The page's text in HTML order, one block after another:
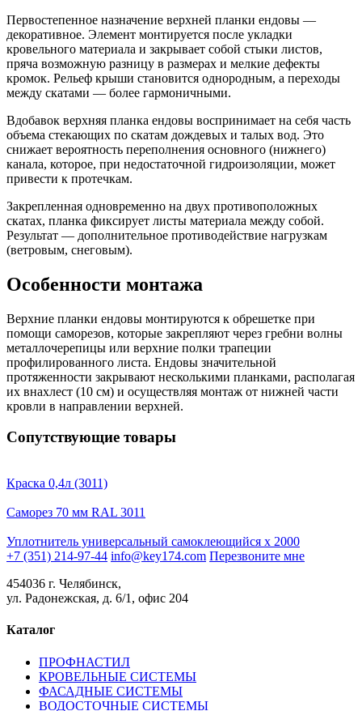
Первостепенное назначение верхней планки ендовы —
декоративное. Элемент монтируется после укладки
кровельного материала и закрывает собой стыки листов,
пряча возможную разницу в размерах и мелкие дефекты
кромок. Рельеф крыши становится однородным, а переходы
между скатами — более гармоничными.
Вдобавок верхняя планка ендовы воспринимает на себя часть
объема стекающих по скатам дождевых и талых вод. Это
снижает вероятность переполнения основного (нижнего)
канала, которое, при недостаточной гидроизоляции, может
привести к протечкам.
Закрепленная одновременно на двух противоположных
скатах, планка фиксирует листы материала между собой.
Результат — дополнительное противодействие нагрузкам
(ветровым, снеговым).
Особенности монтажа
Верхние планки ендовы монтируются к обрешетке при
помощи саморезов, которые закрепляют через гребни волны
металлочерепицы или верхние полки трапеции
профилированного листа. Ендовы значительной
протяженности закрывают несколькими планками, располагая
их внахлест (10 см) и осуществляя монтаж от нижней части
кровли в направлении верхней.
Сопутствующие товары
Краска 0,4л (3011)
Саморез 70 мм RAL 3011
Уплотнитель универсальный самоклеющийся х 2000
+7 (351) 214-97-44 info@key174.com Перезвоните мне
454036 г. Челябинск,
ул. Радонежская, д. 6/1, офис 204
Каталог
ПРОФНАСТИЛ
КРОВЕЛЬНЫЕ СИСТЕМЫ
ФАСАДНЫЕ СИСТЕМЫ
ВОДОСТОЧНЫЕ СИСТЕМЫ